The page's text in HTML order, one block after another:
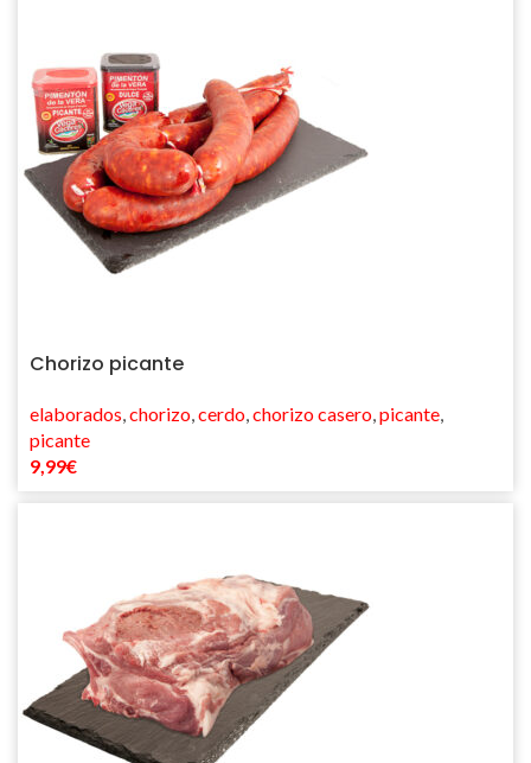
Chorizo picante
elaborados,chorizo,cerdo,chorizo casero,picante,
picante
9,99€